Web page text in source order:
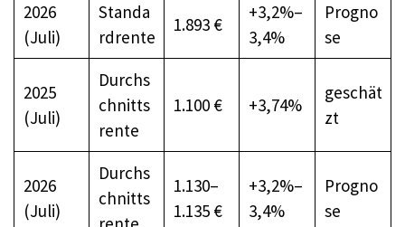
2026
(Juli)
Standa
rdrente
1.893 €
+3,2%–
3,4%
Progno
se
2025
(Juli)
Durchs
chnitts
rente
1.100 € +3,74%
geschät
zt
2026
(Juli)
Durchs
chnitts
1.130–
1.135 €
+3,2%–
3,4%
Progno
se